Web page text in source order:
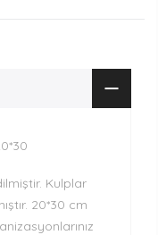
Kulplar
20*30 cm